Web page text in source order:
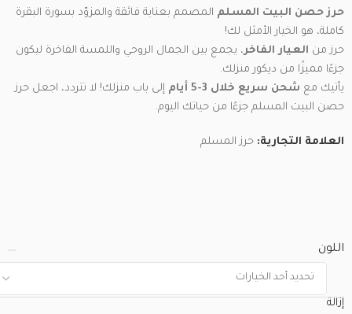
حرز حصن البيت المسلم المصمم بعناية فائقة والمزوّد بسورة البقرة
كاملة، هو الخيار الأمثل لك!
حرز من العيار الفاخر، يجمع بين الجمال الروحي واللمسة الفاخرة ليكون
جزءًا مميزًا من ديكور منزلك.
يأتيك مع شحن سريع خلال 3-5 أيام
إلى باب منزلك! لا تتردد، اجعل حرز
حصن البيت المسلم جزءًا من حياتك اليوم.
العلامة التجارية: حرز المسلم
اللون
إزالة